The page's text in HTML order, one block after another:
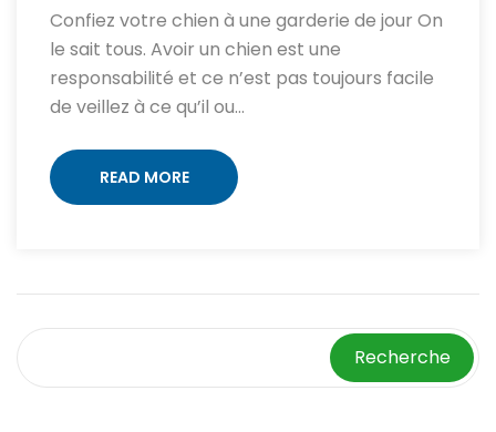
Confiez votre chien à une garderie de jour On
le sait tous. Avoir un chien est une
responsabilité et ce n’est pas toujours facile
de veillez à ce qu’il ou…
READ MORE
Recherche